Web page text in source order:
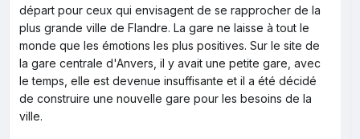
départ pour ceux qui envisagent de se rapprocher de la
plus grande ville de Flandre. La gare ne laisse à tout le
monde que les émotions les plus positives. Sur le site de
la gare centrale d'Anvers, il y avait une petite gare, avec
le temps, elle est devenue insuffisante et il a été décidé
de construire une nouvelle gare pour les besoins de la
ville.